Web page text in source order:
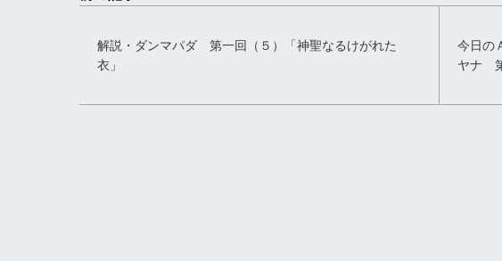
解説・ダンマパダ 第一回（５）「神聖なるけがれた
衣」
今日の
ヤナ